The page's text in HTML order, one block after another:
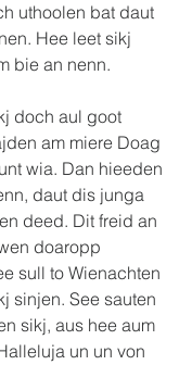
uthoolen bat daut
Hee leet sikj
bie an nenn.
doch aul goot
am miere Doag
wia. Dan hieeden
daut dis junga
deed. Dit freid an
doaropp
sull to Wienachten
sinjen. See sauten
sikj, aus hee aum
un un von